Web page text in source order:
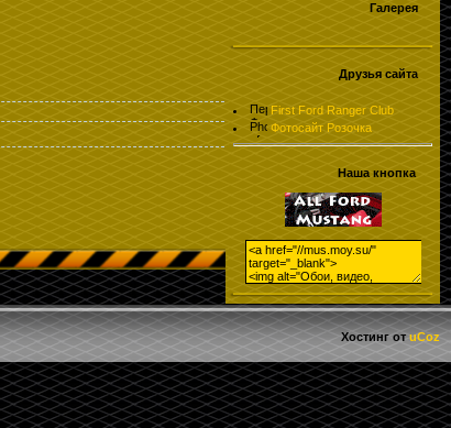
Галерея
Друзья сайта
First Ford Ranger Club
Фотосайт Розочка
Наша кнопка
Хостинг отuCoz